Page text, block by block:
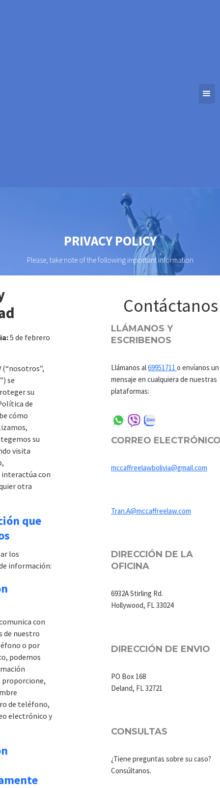
PRIVACY POLICY
Please, take note of the following important information
5 de febrero
(“nosotros”,
se
su
de
cómo
su
visita
interactúa con
otra
que
los
información:
con
de nuestro
o por
podemos
proporcione,
de teléfono,
electrónico y
Contáctanos
LLÁMANOS Y
ESCRIBENOS
Llámanos al69951711 o envíanos un
mensaje en cualquiera de nuestras
plataformas:
CORREO
mccaffreelawbolivia@gmail.com
Tran.A@mccaffreelaw.com
DIRECCIÓN DE LA
OFICINA
6932A Stirling Rd.
Hollywood, FL 33024
DIRECCIÓN DE ENVIO
PO Box 168
Deland, FL 32721
CONSULTAS
¿Tiene preguntas sobre su caso?
Consúltanos.